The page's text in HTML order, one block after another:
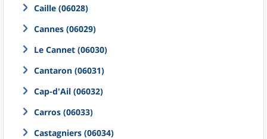
Caille (06028)
Cannes (06029)
Le Cannet (06030)
Cantaron (06031)
Cap-d'Ail (06032)
Carros (06033)
Castagniers (06034)